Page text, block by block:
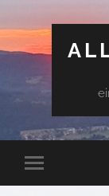
Mobile-
Menü